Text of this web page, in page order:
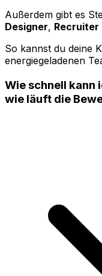
Außerdem gibt es
Designer, Recruiter
So kannst du deine
energiegeladenen
Wie schnell kann
wie läuft die